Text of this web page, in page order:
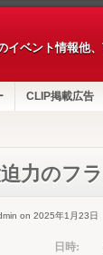
ベント情報他、
CLIP掲載広告
力のフ
on 2025年1月23日
日時: